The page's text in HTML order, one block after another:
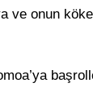
ve onun